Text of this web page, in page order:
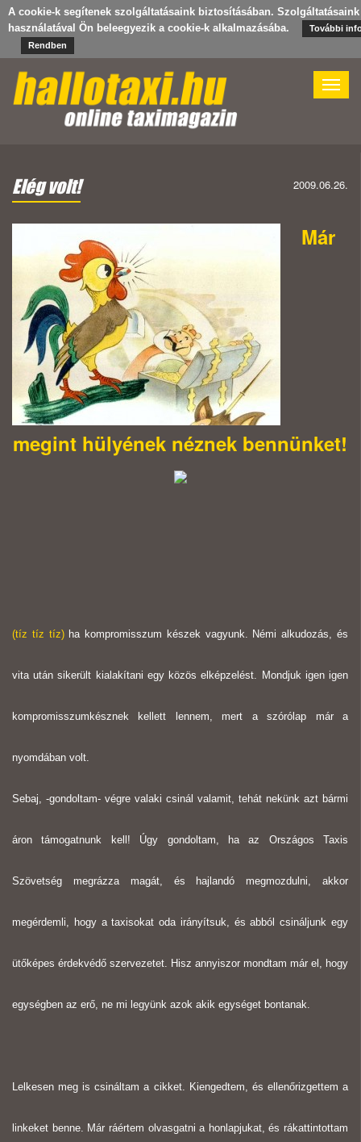
A cookie-k segítenek szolgáltatásaink biztosításában. Szolgáltatásaink
használatával Ön beleegyezik a cookie-k alkalmazásába.
További
Rendben
Toggle
Elég volt! 2009.06.26.
Már
megint hülyének néznek bennünket!
(tíz tíz tíz)ha kompromisszum készek vagyunk. Némi alkudozás, és
vita után sikerült kialakítani egy közös elképzelést. Mondjuk igen igen
kompromisszumkésznek kellett lennem, mert a szórólap már a
nyomdában volt.
Sebaj, -gondoltam- végre valaki csinál valamit, tehát nekünk azt bármi
áron támogatnunk kell! Úgy gondoltam, ha az Országos Taxis
Szövetség megrázza magát, és hajlandó megmozdulni, akkor
megérdemli, hogy a taxisokat oda irányítsuk, és abból csináljunk egy
ütőképes érdekvédő szervezetet. Hisz annyiszor mondtam már el, hogy
egységben az erő, ne mi legyünk azok akik egységet bontanak.
Lelkesen meg is csináltam a cikket. Kiengedtem, és ellenőrizgettem a
linkeket benne. Már ráértem olvasgatni a honlapjukat, és rákattintottam